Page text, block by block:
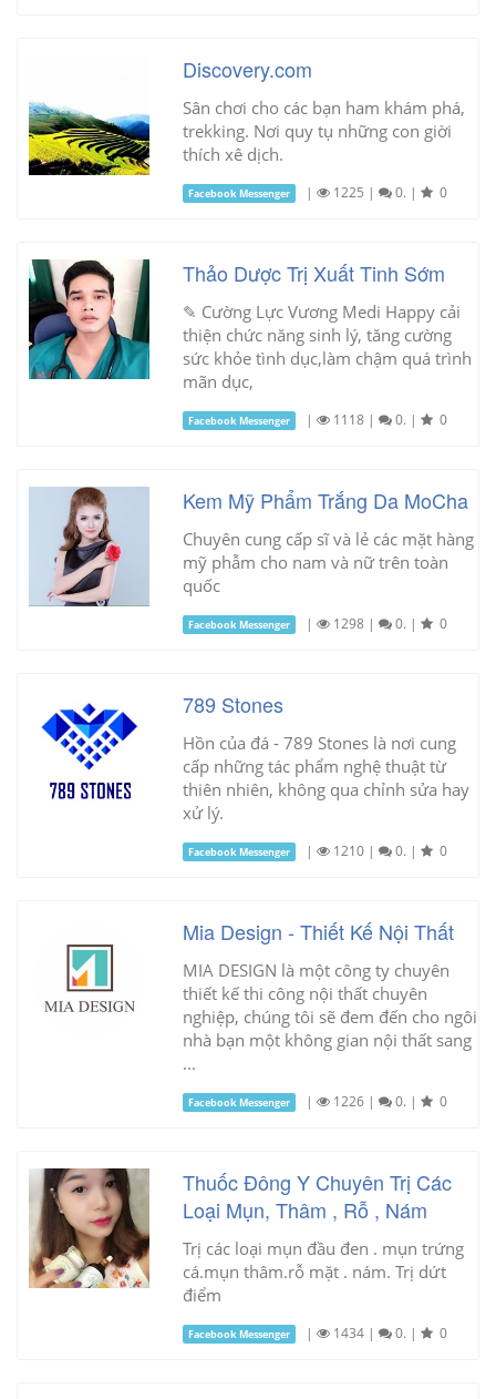
Discovery.com
Sân chơi cho các bạn ham khám phá,
trekking. Nơi quy tụ những con giời
thích xê dịch.
Facebook Messenger | 1225 | 0. | 0
Thảo Dược Trị Xuất Tinh Sớm
✎ Cường Lực Vương Medi Happy cải
thiện chức năng sinh lý, tăng cường
sức khỏe tình dục,làm chậm quá trình
mãn dục,
Facebook Messenger | 1118 | 0. | 0
Kem Mỹ Phẩm Trắng Da MoCha
Chuyên cung cấp sĩ và lẻ các mặt hàng
mỹ phẫm cho nam và nữ trên toàn
quốc
Facebook Messenger | 1298 | 0. | 0
789 Stones
Hồn của đá - 789 Stones là nơi cung
cấp những tác phẩm nghệ thuật từ
thiên nhiên, không qua chỉnh sửa hay
xử lý.
Facebook Messenger | 1210 | 0. | 0
Mia Design - Thiết Kế Nội Thất
MIA DESIGN là một công ty chuyên
thiết kế thi công nội thất chuyên
nghiệp, chúng tôi sẽ đem đến cho ngôi
nhà bạn một không gian nội thất sang
...
Facebook Messenger | 1226 | 0. | 0
Thuốc Đông Y Chuyên Trị Các
Loại Mụn, Thâm , Rỗ , Nám
Trị các loại mụn đầu đen . mụn trứng
cá.mụn thâm.rỗ mặt . nám. Trị dứt
điểm
Facebook Messenger | 1434 | 0. | 0